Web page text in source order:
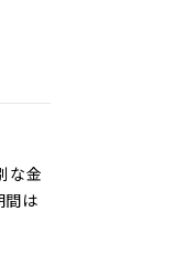
な金
間は